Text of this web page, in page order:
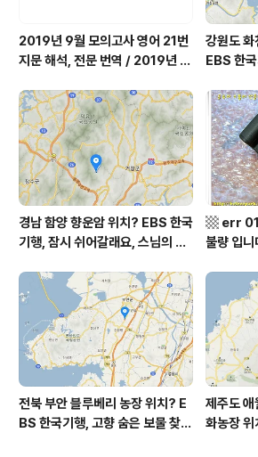
2019년 9월 모의고사 영어 21번
지문 해석, 전문 번역 / 2019년 9
역, 평가원 2019년 고3 9월 영어
영역 외국어영역 전문 해석, Engli
sh to Korean translation
강원도
EBS 한
부 화천
디? / 강
비수구
경남 함양 향운암 위치? EBS 한국
기행, 잠시 쉬어갈래요, 스님의 어
상남도 함양군 가볼 만한 곳, 용추
계곡 향운암 명천스님, 덕유산 황
석산 거망산 기백산
▩ err 01
불량 입니
전북 부안 블루베리 농장 위치? E
BS 한국기행, 고향 숨은 보물 찾
제주도 애
화농장